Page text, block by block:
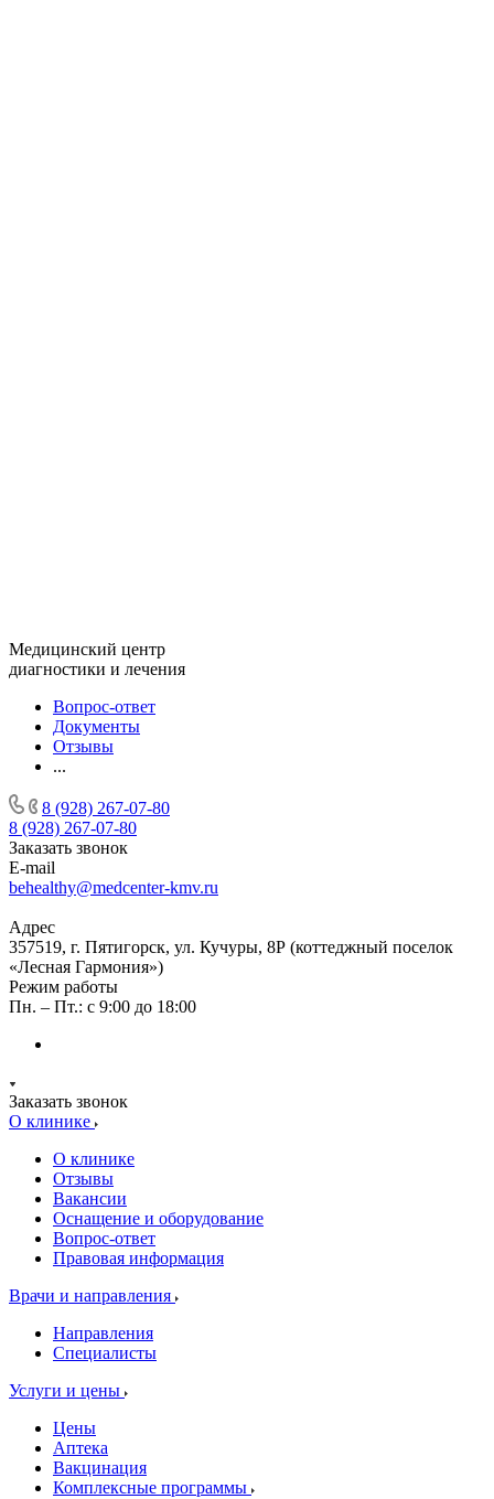
Медицинский центр
диагностики и лечения
Вопрос-ответ
Документы
Отзывы
...
8 (928) 267-07-80
8 (928) 267-07-80
Заказать звонок
E-mail
behealthy@medcenter-kmv.ru
Адрес
357519, г. Пятигорск, ул. Кучуры, 8Р (коттеджный поселок
«Лесная Гармония»)
Режим работы
Пн. – Пт.: с 9:00 до 18:00
Заказать звонок
О клинике
О клинике
Отзывы
Вакансии
Оснащение и оборудование
Вопрос-ответ
Правовая информация
Врачи и направления
Направления
Специалисты
Услуги и цены
Цены
Аптека
Вакцинация
Комплексные программы